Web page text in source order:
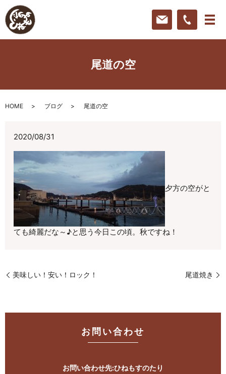
尾道の空
HOME ブログ 尾道の空
2020/08/31
夕方の空がと
ても綺麗だな～♪と思う今日この頃。秋ですね！
美味しい！安い！ロック！ 尾道焼き
お問い合わせ
お問い合わせ先:ひねもすのたり